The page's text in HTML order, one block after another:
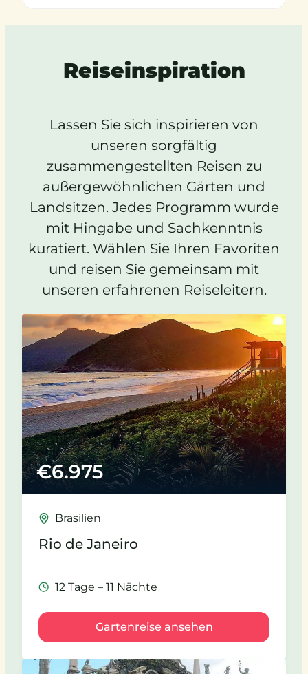
Reiseinspiration
Lassen Sie sich inspirieren von
unseren sorgfältig
zusammengestellten Reisen zu
außergewöhnlichen Gärten und
Landsitzen. Jedes Programm wurde
mit Hingabe und Sachkenntnis
kuratiert. Wählen Sie Ihren Favoriten
und reisen Sie gemeinsam mit
unseren erfahrenen Reiseleitern.
€6.975
Brasilien
Rio de Janeiro
12 Tage – 11 Nächte
Gartenreise ansehen